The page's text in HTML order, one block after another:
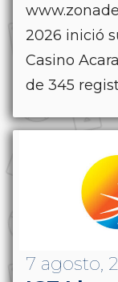
2026 inició
Casino
de 345
7 agosto,